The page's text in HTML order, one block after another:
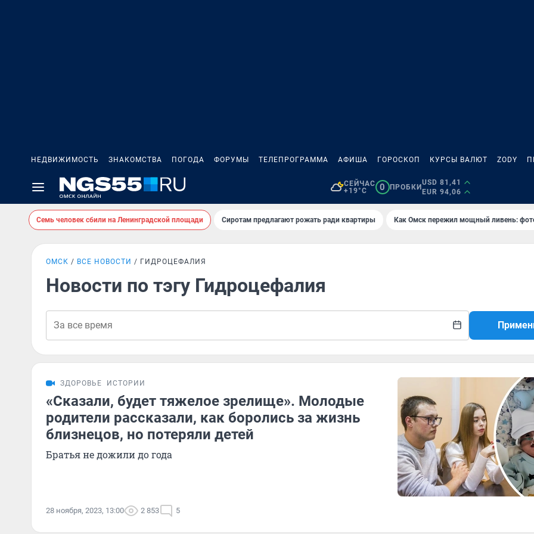
НЕДВИЖИМОСТЬ ЗНАКОМСТВА ПОГОДА ФОРУМЫ ТЕЛЕПРОГРАММА АФИША ГОРОСКОП КУРСЫ ВАЛЮТ ZODY
СЕЙЧАС
+19°C
0 ПРОБКИ
USD 81,41
EUR 94,06
Семь человек сбили на Ленинградской площади Сиротам предлагают рожать ради квартиры Как Омск пережил мощный ливень:
ОМСК ВСЕ НОВОСТИ ГИДРОЦЕФАЛИЯ
Новости по тэгу Гидроцефалия
ЗДОРОВЬЕ ИСТОРИИ
«Сказали, будет тяжелое зрелище». Молодые
родители рассказали, как боролись за жизнь
близнецов, но потеряли детей
Братья не дожили до года
28 ноября, 2023, 13:00 2 853 5